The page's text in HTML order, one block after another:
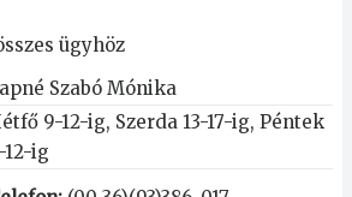
ügyhöz
Szabó Mónika
9-12-ig, Szerda 13-17-ig, Péntek
12-ig